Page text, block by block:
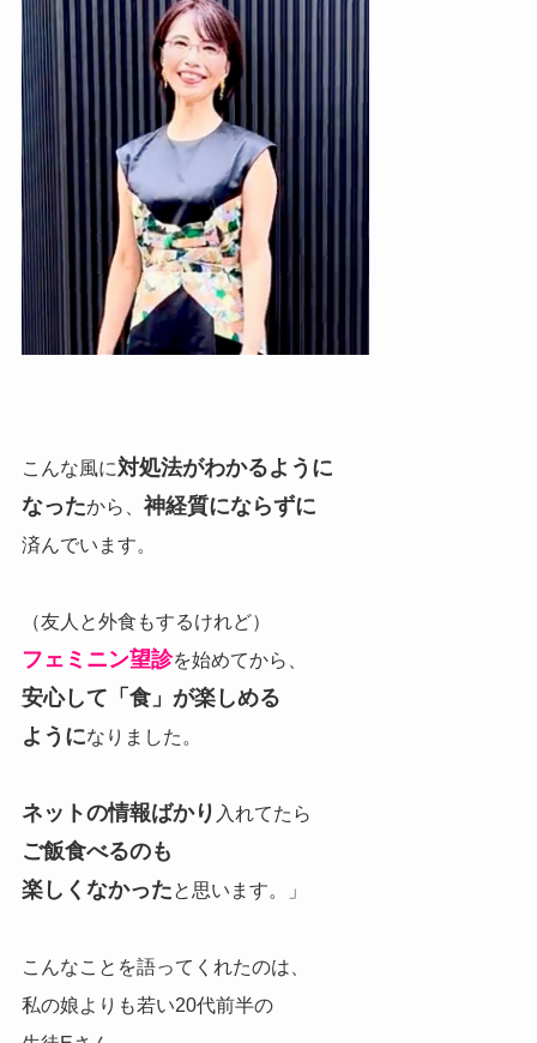
こんな風に対処法がわかるように
なったから、 神経質にならずに
済んでいます。
（友人と外食もするけれど）
フェミニン望診を始めてから、
安心して「食」が楽しめる
ようになりました。
ネットの情報ばかり 入れてたら
ご飯食べるのも
楽しくなかったと思います。」
こんなことを語ってくれたのは、
私の娘よりも若い20代前半の